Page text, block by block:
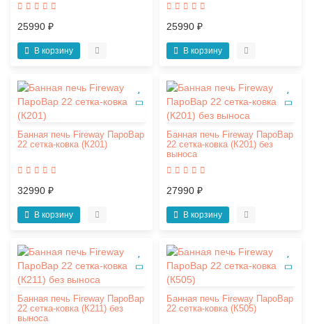
25990 ₽
В корзину
25990 ₽
В корзину
Банная печь Fireway ПароВар
22 сетка-ковка (К201)
32990 ₽
В корзину
Банная печь Fireway ПароВар
22 сетка-ковка (К201) без
выноса
27990 ₽
В корзину
Банная печь Fireway ПароВар
22 сетка-ковка (К211) без
выноса
Банная печь Fireway ПароВар
22 сетка-ковка (К505)